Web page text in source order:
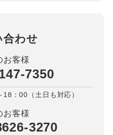
合わせ
お客様
7350
18：00（土日も対応）
お客様
3270